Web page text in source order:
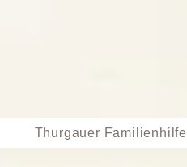
Thurgauer Familienhilfe